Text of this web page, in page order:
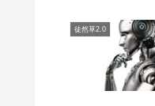
徒然草2.0